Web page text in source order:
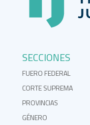
SECCIONES
FUERO FEDERAL
CORTE SUPREMA
PROVINCIAS
GÉNERO